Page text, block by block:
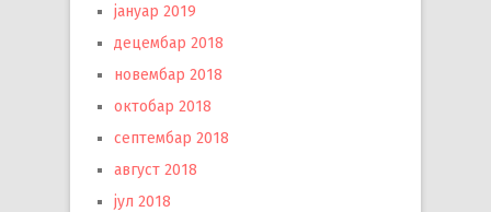
јануар 2019
децембар 2018
новембар 2018
октобар 2018
септембар 2018
август 2018
јул 2018